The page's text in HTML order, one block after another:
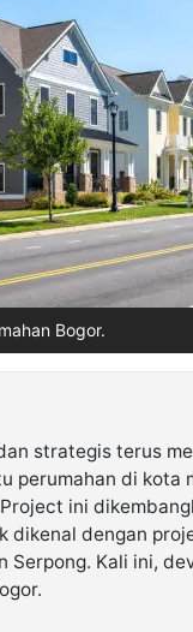
Bogor.
strategis terus
perumahan di kota
ini
dikenal dengan
Serpong. Kali ini,